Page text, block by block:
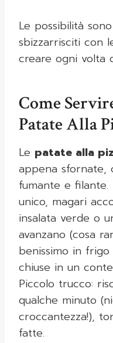
Le possibilità
sbizzarrisciti con
creare ogni volta
Come
Patate Alla
Le patate alla
appena sfornate,
fumante e
unico, magari
insalata verde o
avanzano (cosa
benissimo in
chiuse in un
Piccolo trucco:
qualche minuto
croccantezza!),
fatte.